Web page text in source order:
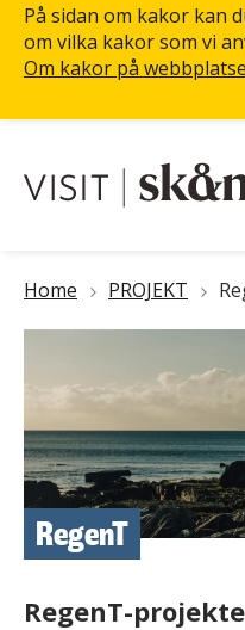
På sidan om kakor kan
om vilka kakor som vi
Om kakor på
Länkstig
Home PROJEKT
RegenT
RegenT-